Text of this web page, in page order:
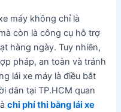
máy không chỉ là
còn là công cụ hỗ trợ
hàng ngày. Tuy nhiên,
pháp, an toàn và tránh
lái xe máy là điều bắt
dân tại TP.HCM quan
chi phí thi bằng lái xe